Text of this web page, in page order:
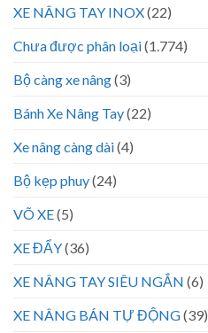
XE NÂNG TAY INOX(22)
Chưa được phân loại(1.774)
Bộ càng xe nâng(3)
Bánh Xe Nâng Tay(22)
Xe nâng càng dài(4)
Bộ kẹp phuy(24)
VÕ XE(5)
XE ĐẨY(36)
XE NÂNG TAY SIÊU NGẮN (6)
XE NÂNG BÁN TỰ ĐỘNG(39)